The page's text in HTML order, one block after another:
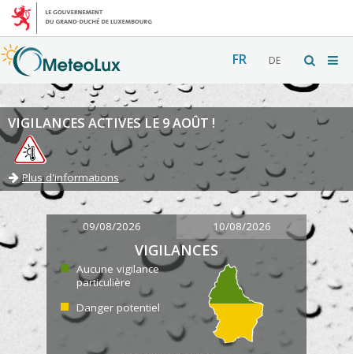
FR DE
VIGILANCES ACTIVES LE 9 AOÛT !
Plus d'informations
09/08/2026 10/08/2026
VIGILANCES
Aucune vigilance
particulière
Danger potentiel